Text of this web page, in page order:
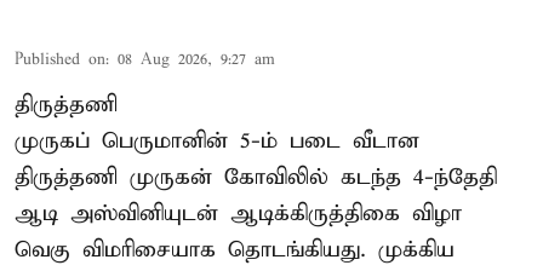
Published on: 08 Aug 2026, 9:27 am
திருத்தணி
முருகப் பெருமானின் 5-ம் படை வீடான
திருத்தணி முருகன் கோவிலில் கடந்த 4-ந்தேதி
ஆடி அஸ்வினியுடன் ஆடிக்கிருத்திகை விழா
வெகு விமரிசையாக தொடங்கியது. முக்கிய